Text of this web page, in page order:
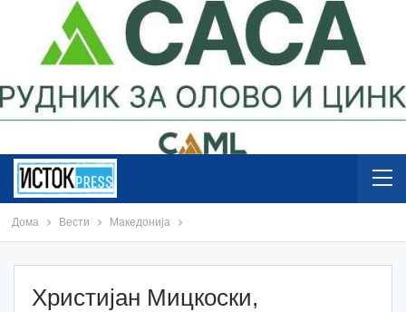
Дома Вести Македонија
Христијан Мицкоски,